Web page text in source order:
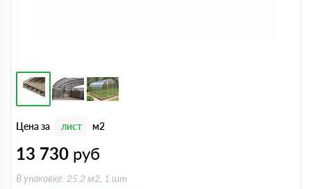
Цена за лист м2
13 730 руб
В упаковке: 25.2 м2, 1 шт